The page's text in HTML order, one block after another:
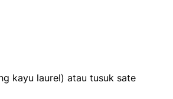
kayu laurel) atau tusuk sate